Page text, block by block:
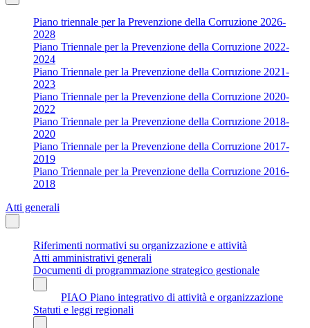
Piano triennale per la Prevenzione della Corruzione 2026-
2028
Piano Triennale per la Prevenzione della Corruzione 2022-
2024
Piano Triennale per la Prevenzione della Corruzione 2021-
2023
Piano Triennale per la Prevenzione della Corruzione 2020-
2022
Piano Triennale per la Prevenzione della Corruzione 2018-
2020
Piano Triennale per la Prevenzione della Corruzione 2017-
2019
Piano Triennale per la Prevenzione della Corruzione 2016-
2018
Atti generali
Riferimenti normativi su organizzazione e attività
Atti amministrativi generali
Documenti di programmazione strategico gestionale
PIAO Piano integrativo di attività e organizzazione
Statuti e leggi regionali